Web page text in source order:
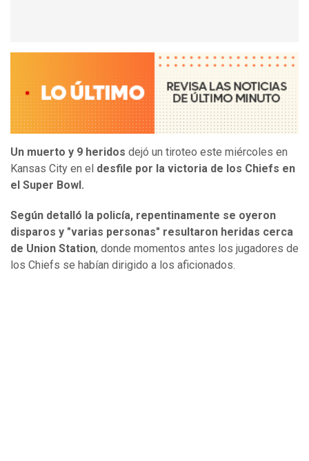
Un muerto y 9 heridos dejó un tiroteo este miércoles en
Kansas City en el desfile por la victoria de los Chiefs en
el Super Bowl.
Según detalló la policía, repentinamente se oyeron
disparos y "varias personas" resultaron heridas cerca
de Union Station, donde momentos antes los jugadores de
los Chiefs se habían dirigido a los aficionados.